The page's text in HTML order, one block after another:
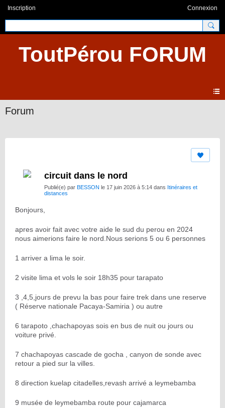
Inscription Connexion
ToutPérou FORUM
Forum
circuit dans le nord
Publié(e) par BESSON le 17 juin 2026 à 5:14 dans Itinéraires et
distances
Bonjours,
apres avoir fait avec votre aide le sud du perou en 2024
nous aimerions faire le nord.Nous serions 5 ou 6 personnes
1 arriver a lima le soir.
2 visite lima et vols le soir 18h35 pour tarapato
3 ,4,5,jours de prevu la bas pour faire trek dans une reserve
( Réserve nationale Pacaya-Samiria ) ou autre
6 tarapoto ,chachapoyas sois en bus de nuit ou jours ou
voiture privé.
7 chachapoyas cascade de gocha , canyon de sonde avec
retour a pied sur la villes.
8 direction kuelap citadelles,revash arrivé a leymebamba
9 musée de leymebamba route pour cajamarca